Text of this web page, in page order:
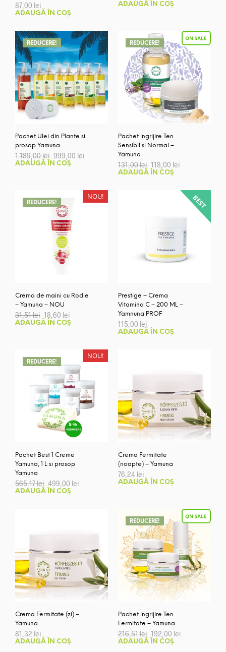
87,00 lei
ADAUGĂ ÎN COȘ
inițial
ADAUGĂ ÎN COȘ
REDUCERE!
Pachet Ulei din Plante si
prosop Yamuna
1.189,00lei Prețul
inițial
999,00 lei
ADAUGĂ ÎN COȘ
REDUCERE!
Pachet ingrijire Ten
Sensibil si Normal –
Yamuna
131,00lei Prețul
inițial
118,00 lei
ADAUGĂ ÎN COȘ
NOU!
REDUCERE!
Crema de maini cu Rodie
– Yamuna – NOU
31,51lei Prețul
inițial
18,60 lei
curent
ADAUGĂ ÎN COȘ
Prestige – Crema
Vitamina C – 200 ML –
Yamnuna PROF
115,00 lei
ADAUGĂ ÎN COȘ
NOU!
REDUCERE!
Pachet Best 1 Creme
Yamuna, 1 L si prosop
Yamuna
565,17lei Prețul
inițial
499,00 lei
ADAUGĂ ÎN COȘ
Crema Fermitate
(noapte) – Yamuna
76,24 lei
ADAUGĂ ÎN COȘ
Crema Fermitate (zi) –
Yamuna
81,32 lei
ADAUGĂ ÎN COȘ
REDUCERE!
Pachet ingrijire Ten
Fermitate – Yamuna
216,51lei Prețul
inițial
192,00 lei
ADAUGĂ ÎN COȘ